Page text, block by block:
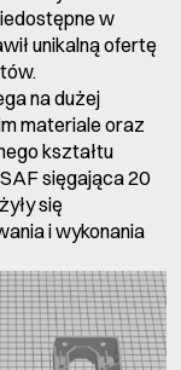
w
unikalną ofertę
na dużej
materiale oraz
kształtu
sięgająca 20
się
i wykonania